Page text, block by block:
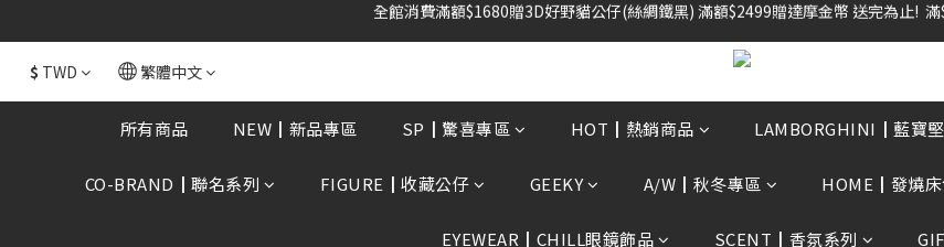
雙倍奉還 歡慶父親節全館褲類任選兩件88折!!!
$ TWD 繁體中文
所有商品 NEW┃新品專區 SP┃驚喜專區 HOT┃熱銷商品 LAMBORGHINI┃藍寶
CO-BRAND┃聯名系列 FIGURE┃收藏公仔 GEEKY A/W┃秋冬專區 HOME┃發燒
EYEWEAR┃CHILL眼鏡飾品 SCENT┃香氛系列